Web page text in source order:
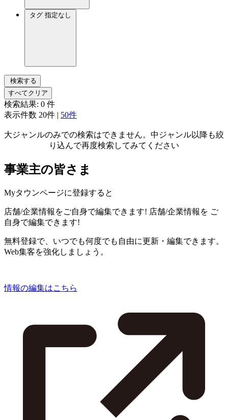
タグ 指定なし
検索する
すべてクリア
検索結果: 0 件
表示件数 20件 | 50件
大ジャンルのみでの検索はできません。中ジャンル以降も絞
り込んで再度検索してみてください
事業主の皆さま
Myタウンページに登録すると
店舗/企業情報をご自身で編集できます! 店舗/企業情報を ご
自身で編集できます!
無料登録で、いつでも何度でも自由に更新・編集できます。
Web集客を強化しましょう。
情報の編集はこちら